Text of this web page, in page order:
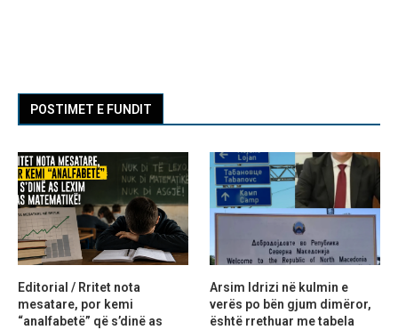
POSTIMET E FUNDIT
Editorial / Rritet nota
mesatare, por kemi
“analfabetë” që s’dinë as
Arsim Idrizi në kulmin e
verës po bën gjum dimëror,
është rrethuar me tabela